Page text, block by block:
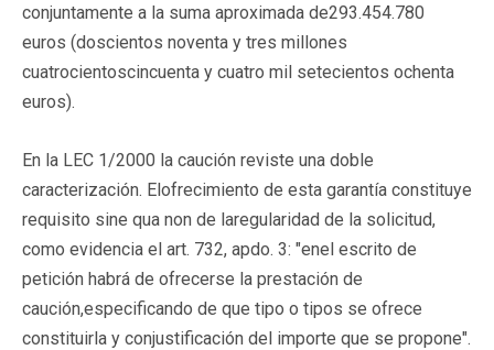
conjuntamente a la suma aproximada de293.454.780
euros (doscientos noventa y tres millones
cuatrocientoscincuenta y cuatro mil setecientos ochenta
euros).
En la LEC 1/2000 la caución reviste una doble
caracterización. Elofrecimiento de esta garantía constituye
requisito sine qua non de laregularidad de la solicitud,
como evidencia el art. 732, apdo. 3: "enel escrito de
petición habrá de ofrecerse la prestación de
caución,especificando de que tipo o tipos se ofrece
constituirla y conjustificación del importe que se propone".